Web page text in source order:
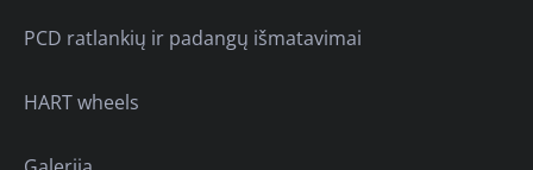
PCD ratlankių ir padangų išmatavimai
HART wheels